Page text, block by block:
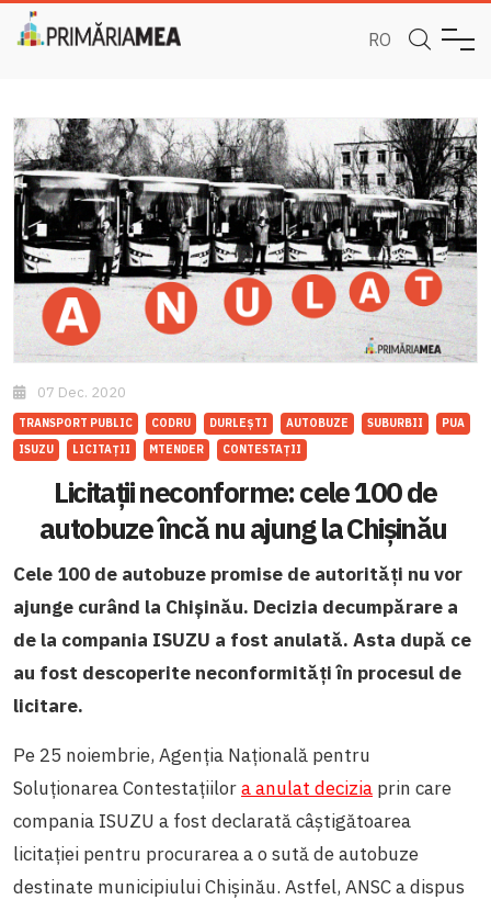
RO
07 Dec. 2020
TRANSPORT PUBLIC CODRU DURLEȘTI AUTOBUZE SUBURBII
PUA
ISUZU
LICITAȚII MTENDER CONTESTAȚII
Licitații neconforme: cele 100 de
autobuze încă nu ajung la Chișinău
Cele 100 de autobuze promise de autorități nu vor
ajunge curând la Chișinău. Decizia decumpărare a
de la compania ISUZU a fost anulată. Asta după ce
au fost descoperite neconformități în procesul de
licitare.
Pe 25 noiembrie, Agenția Națională pentru
Soluționarea Contestațiilora anulat decizia prin care
compania ISUZU a fost declarată câștigătoarea
licitației pentru procurarea a o sută de autobuze
destinate municipiului Chișinău. Astfel, ANSC a dispus